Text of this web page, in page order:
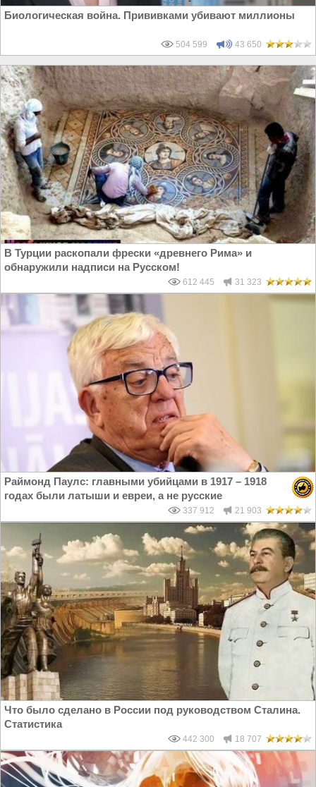
Биологическая война. Прививками убивают миллионы
504 599 43 650
В Турции раскопали фрески «древнего Рима» и
обнаружили надписи на Русском!
612 445 31 323
Раймонд Паулс: главными убийцами в 1917 – 1918
годах были латыши и евреи, а не русские
337 912 21 903
Что было сделано в России под руководством Сталина.
Статистика
442 300 18 707